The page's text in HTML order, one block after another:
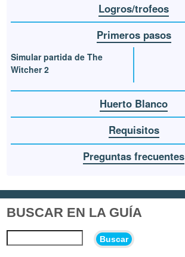
Logros/trofeos
Primeros pasos
Simular partida de The
Witcher 2
Huerto Blanco
Requisitos
Preguntas frecuentes
BUSCAR EN LA GUÍA
Buscar